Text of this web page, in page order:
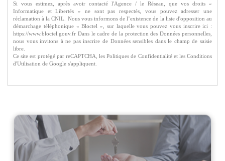
Si vous estimez, après avoir contacté l'Agence / le Réseau, que vos droits «
Informatique et Libertés » ne sont pas respectés, vous pouvez adresser une
réclamation à la CNIL. Nous vous informons de l’existence de la liste d'opposition au
démarchage téléphonique « Bloctel », sur laquelle vous pouvez vous inscrire ici :
https://www.bloctel.gouv.fr Dans le cadre de la protection des Données personnelles,
nous vous invitons à ne pas inscrire de Données sensibles dans le champ de saisie
libre.
Ce site est protégé par reCAPTCHA, lesPolitiques de Confidentialitéet lesConditions
d'Utilisation de Google s'appliquent.